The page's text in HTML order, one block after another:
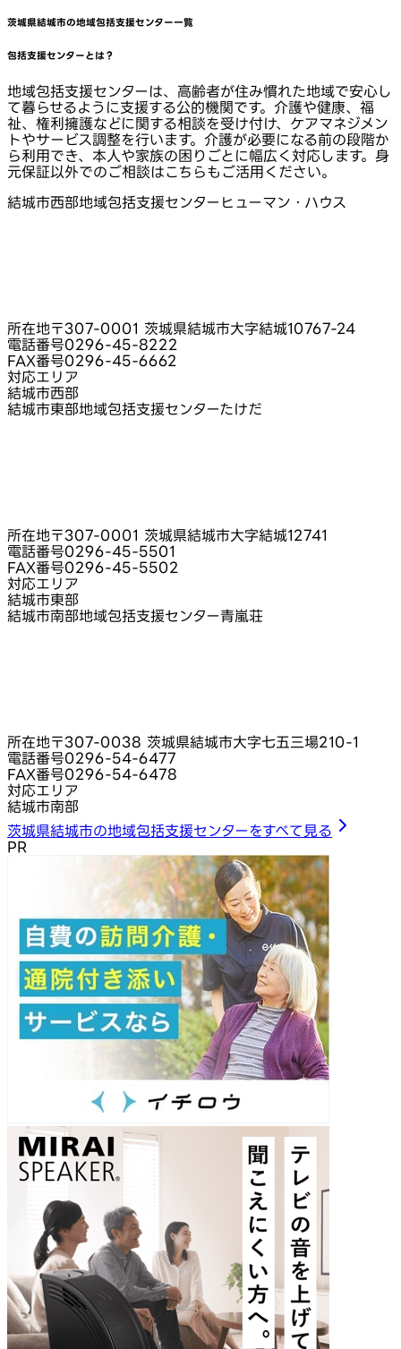
茨城県結城市の地域包括支援センター一覧
包括支援センターとは？
地域包括支援センターは、高齢者が住み慣れた地域で安心し
て暮らせるように支援する公的機関です。介護や健康、福
祉、権利擁護などに関する相談を受け付け、ケアマネジメン
トやサービス調整を行います。介護が必要になる前の段階か
ら利用でき、本人や家族の困りごとに幅広く対応します。身
元保証以外でのご相談はこちらもご活用ください。
結城市西部地域包括支援センターヒューマン・ハウス
所在地〒307-0001 茨城県結城市大字結城10767-24
電話番号0296-45-8222
FAX番号0296-45-6662
対応エリア
結城市西部
結城市東部地域包括支援センターたけだ
所在地〒307-0001 茨城県結城市大字結城12741
電話番号0296-45-5501
FAX番号0296-45-5502
対応エリア
結城市東部
結城市南部地域包括支援センター青嵐荘
所在地〒307-0038 茨城県結城市大字七五三場210-1
電話番号0296-54-6477
FAX番号0296-54-6478
対応エリア
結城市南部
茨城県結城市の地域包括支援センターをすべて見る
PR